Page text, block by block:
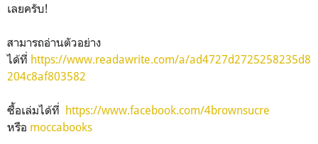
เลยครับ!
สามารถอ่านตัวอย่าง
ได้ที่ https://www.readawrite.com/a/ad4727d2725258235d8
204c8af803582
ซื้อเล่มได้ที่ https://www.facebook.com/4brownsucre
หรือ moccabooks